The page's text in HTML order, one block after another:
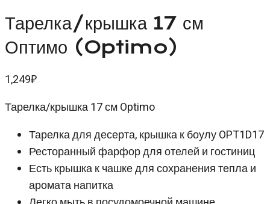
Тарелка/крышка 17 см
Оптимо (Optimo)
1,249₽
Тарелка/крышка 17 см Optimo
Тарелка для десерта, крышка к боулу OPT1D17
Ресторанный фарфор для отелей и гостиниц
Есть крышка к чашке для сохранения тепла и
аромата напитка